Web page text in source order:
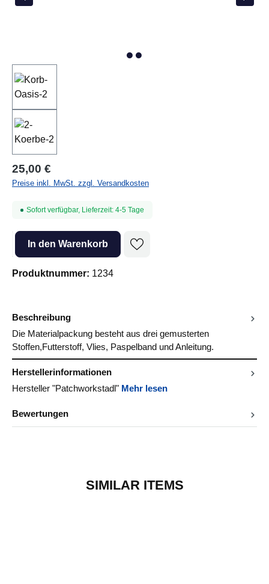
25,00 €
Preise inkl. MwSt. zzgl. Versandkosten
Sofort verfügbar, Lieferzeit: 4-5 Tage
Produkt Anzahl: Gib den gewünschten Wert ein oder benutze die
In den Warenkorb
Produktnummer: 1234
Beschreibung
Die Materialpackung besteht aus drei gemusterten
Stoffen,Futterstoff, Vlies, Paspelband und Anleitung.
Herstellerinformationen
Hersteller "Patchworkstadl" Mehr lesen
Bewertungen
SIMILAR ITEMS